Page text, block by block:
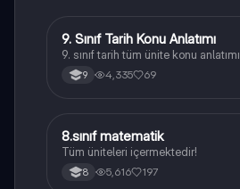
Tarih
9. Sınıf Tarih Konu Anlatımı
9. sınıf tarih tüm ünite konu anlatımı
9 4,335 69
Matematik
8.sınıf matematik
Tüm üniteleri içermektedir!
8 5,616 197